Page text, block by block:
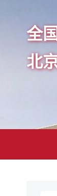
全
北